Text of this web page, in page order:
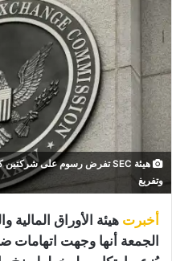
وتفريغ
أخبرت
الجمعة أنها وجهت اتهامات